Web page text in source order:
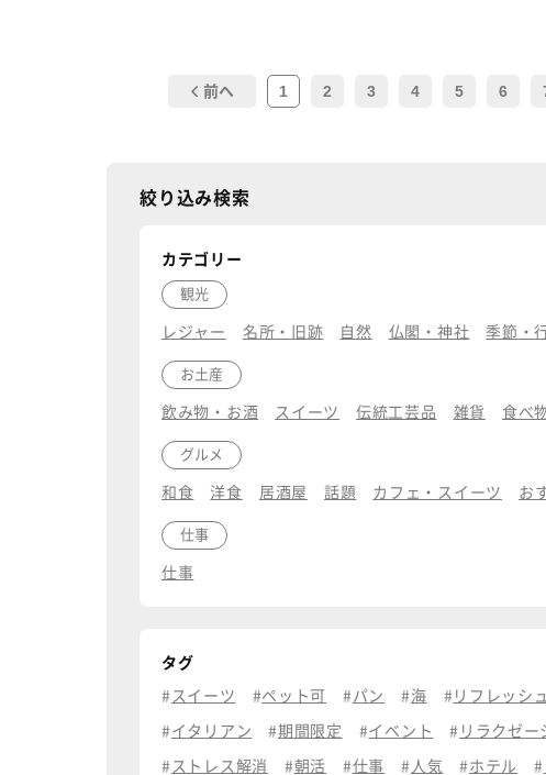
前へ 1 2 3 4 5 6
絞り込み検索
カテゴリー
観光
レジャー 名所・旧跡 自然 仏閣・神社 季節・
お土産
飲み物・お酒 スイーツ 伝統工芸品 雑貨 食べ
グルメ
和食 洋食 居酒屋 話題 カフェ・スイーツ お
仕事
仕事
タグ
スイーツ ペット可 パン 海 リフレッシュ
イタリアン 期間限定 イベント リラクゼー
ストレス解消 朝活 仕事 人気 ホテル